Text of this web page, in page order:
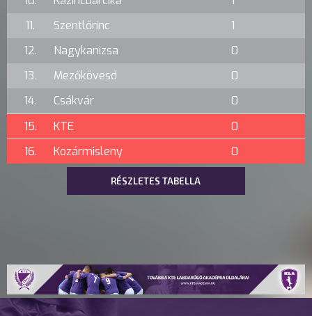
11.
Szentlőrinc
1
12.
Nagykanizsa
0
13.
Mezőkövesd
0
14.
Csákvár
0
15.
KTE
0
16.
Kozármisleny 0
RÉSZLETES TABELLA